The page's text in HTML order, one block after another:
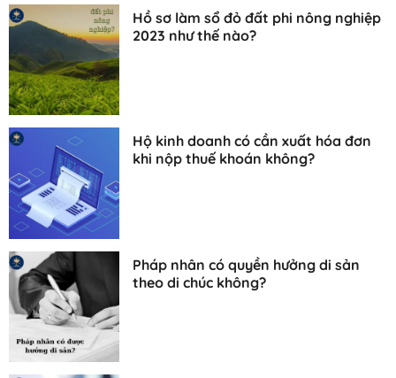
Hồ sơ làm sổ đỏ đất phi nông nghiệp
2023 như thế nào?
Hộ kinh doanh có cần xuất hóa đơn
khi nộp thuế khoán không?
Pháp nhân có quyền hưởng di sản
theo di chúc không?